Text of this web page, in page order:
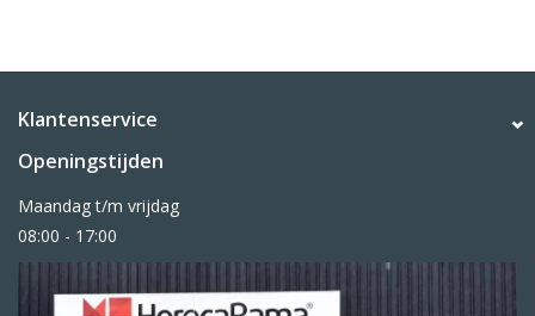
Klantenservice
Openingstijden
Maandag t/m vrijdag
08:00 - 17:00